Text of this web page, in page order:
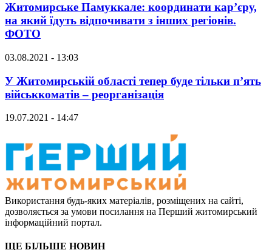
Житомирське Памуккале: координати кар’єру,
на який їдуть відпочивати з інших регіонів.
ФОТО
03.08.2021 - 13:03
У Житомирській області тепер буде тільки п’ять
військкоматів – реорганізація
19.07.2021 - 14:47
Використання будь-яких матеріалів, розміщених на сайті,
дозволяється за умови посилання на Перший житомирський
інформаційний портал.
ЩЕ БІЛЬШЕ НОВИН